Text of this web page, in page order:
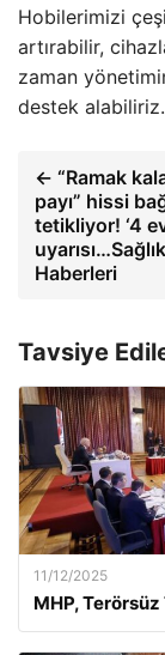
Hobilerimizi
artırabilir,
zaman
destek alabiliriz.
← “Ramak
payı” hissi
tetikliyor! ‘4
uyarısı…Sağlık
Haberleri
Tavsiye
11/12/2025
MHP,